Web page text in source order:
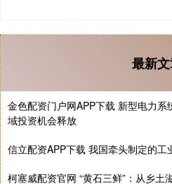
最新
金色配资门户网APP下载 新型电力
域投资机会释放
信立配资APP下载 我国牵头制定的工
柯塞威配资官网 “黄石三鲜”：从乡土